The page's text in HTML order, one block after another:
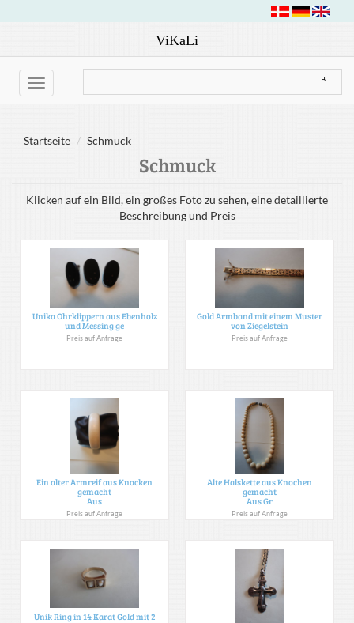
ViKaLi
Toggle
navigation
Startseite Schmuck
Schmuck
Klicken auf ein Bild, ein großes Foto zu sehen, eine detaillierte
Beschreibung und Preis
Unika Ohrklippern aus Ebenholz
und Messing ge
Preis auf Anfrage
Gold Armband mit einem Muster
von Ziegelstein
Preis auf Anfrage
Ein alter Armreif aus Knocken
gemacht
Aus
Preis auf Anfrage
Alte Halskette aus Knochen
gemacht
Aus Gr
Preis auf Anfrage
Unik Ring in 14 Karat Gold mit 2